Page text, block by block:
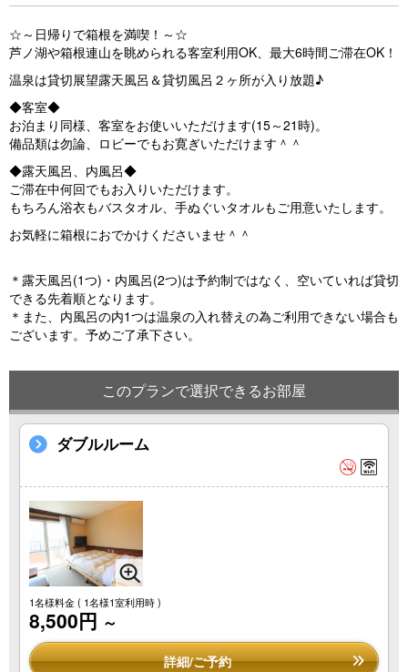
☆～日帰りで箱根を満喫！～☆
芦ノ湖や箱根連山を眺められる客室利用OK、最大6時間ご滞在OK！
温泉は貸切展望露天風呂＆貸切風呂２ヶ所が入り放題♪
◆客室◆
お泊まり同様、客室をお使いいただけます(15～21時)。
備品類は勿論、ロビーでもお寛ぎいただけます＾＾
◆露天風呂、内風呂◆
ご滞在中何回でもお入りいただけます。
もちろん浴衣もバスタオル、手ぬぐいタオルもご用意いたします。
お気軽に箱根におでかけくださいませ＾＾
＊露天風呂(1つ)・内風呂(2つ)は予約制ではなく、空いていれば貸切
できる先着順となります。
＊また、内風呂の内1つは温泉の入れ替えの為ご利用できない場合も
ございます。予めご了承下さい。
このプランで選択できるお部屋
ダブルルーム
1名様料金( 1名様1室利用時 )
8,500円 ～
詳細/ご予約